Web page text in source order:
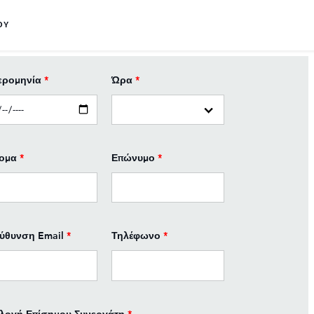
* Ώρα *
* Επώνυμο *
Email * Τηλέφωνο *